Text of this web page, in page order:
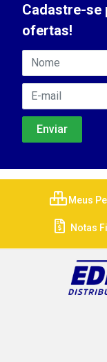
Cadastre-se
ofertas!
Meus
Notas